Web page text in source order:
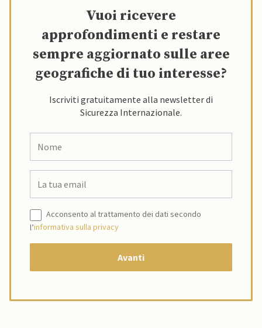
Vuoi ricevere
approfondimenti e restare
sempre aggiornato sulle aree
geografiche di tuo interesse?
Iscriviti gratuitamente alla newsletter di
Sicurezza Internazionale.
Acconsento al trattamento dei dati secondo
l’informativa sulla privacy